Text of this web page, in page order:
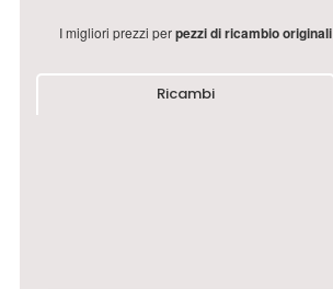
I migliori prezzi perpezzi di ricambio originali
Ricambi